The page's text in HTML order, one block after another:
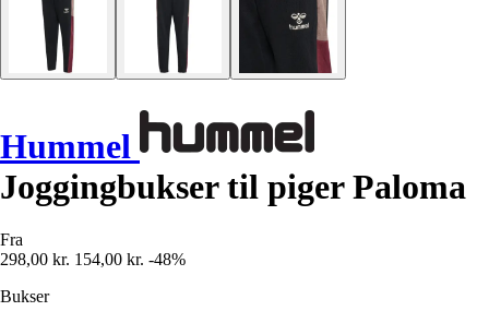
Hummel
Joggingbukser til piger Paloma
Fra
298,00 kr. 154,00 kr. -48%
Bukser